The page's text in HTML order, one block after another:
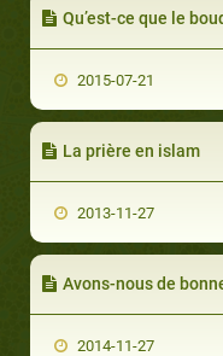
Qu’est-ce que le
2015-07-21
La prière en islam
2013-11-27
Avons-nous de
2014-11-27